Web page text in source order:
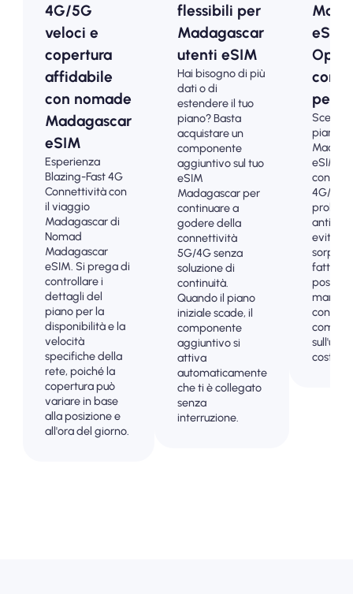
4G/5G
veloci e
copertura
affidabile
con nomade
Madagascar
eSIM
Esperienza
Blazing-Fast 4G
Connettività con
il viaggio
Madagascar di
Nomad
Madagascar
eSIM. Si prega di
controllare i
dettagli del
piano per la
disponibilità e la
velocità
specifiche della
rete, poiché la
copertura può
variare in base
alla posizione e
all'ora del giorno.
flessibili per
Madagascar
utenti eSIM
Hai bisogno di più
dati o di
estendere il tuo
piano? Basta
acquistare un
componente
aggiuntivo sul tuo
eSIM
Madagascar per
continuare a
godere della
connettività
5G/4G senza
soluzione di
continuità.
Quando il piano
iniziale scade, il
componente
aggiuntivo si
attiva
automaticamente
che ti è collegato
senza
interruzione.
eSIM
per i
Scegli i
piani
eSIM
4G/5G
evitare
post-
costi